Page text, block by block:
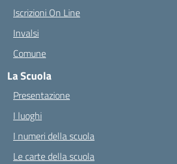
Iscrizioni On Line
Invalsi
Comune
La Scuola
Presentazione
I luoghi
I numeri della scuola
Le carte della scuola